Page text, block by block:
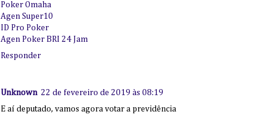
Poker Omaha
Agen Super10
ID Pro Poker
Agen Poker BRI 24 Jam
Responder
Unknown 22 de fevereiro de 2019 às 08:19
E aí deputado, vamos agora votar a previdência